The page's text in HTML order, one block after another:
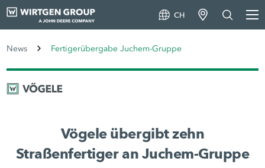
CH
News Fertigerübergabe Juchem-Gruppe
Vögele übergibt zehn
Straßenfertiger an Juchem-Gruppe